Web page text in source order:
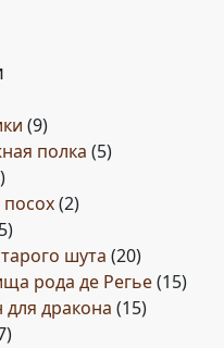
(9)
полка (5)
(2)
шута (20)
рода де Регье(15)
для дракона (15)